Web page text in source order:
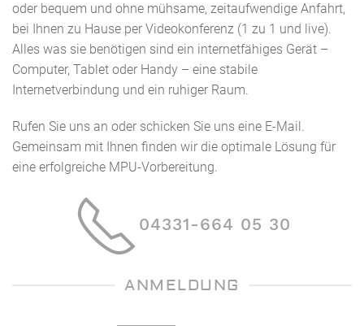
oder bequem und ohne mühsame, zeitaufwendige Anfahrt,
bei Ihnen zu Hause per Videokonferenz (1 zu 1 und live).
Alles was sie benötigen sind ein internetfähiges Gerät –
Computer, Tablet oder Handy – eine stabile
Internetverbindung und ein ruhiger Raum.
Rufen Sie uns an oder schicken Sie uns eine E-Mail.
Gemeinsam mit Ihnen finden wir die optimale Lösung für
eine erfolgreiche MPU-Vorbereitung.
04331-664 05 30
ANMELDUNG